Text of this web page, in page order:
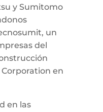
y Sumitomo
un
del
en
en las